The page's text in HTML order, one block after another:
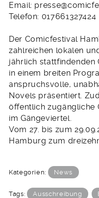
Email:
Telefon: 017661327424
Der Comicfestival
zahlreichen lokalen
jährlich
in einem breiten
anspruchsvolle,
Novels präsentiert.
öffentlich zugängliche
im Gängeviertel.
Vom 27. bis zum
Hamburg zum
Kategorien: News
Tags: Ausschreibung